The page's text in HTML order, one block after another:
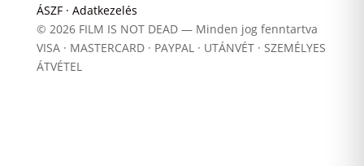
ÁSZF · Adatkezelés
© 2026 FILM IS NOT DEAD — Minden jog fenntartva
VISA · MASTERCARD · PAYPAL · UTÁNVÉT · SZEMÉLYES
ÁTVÉTEL